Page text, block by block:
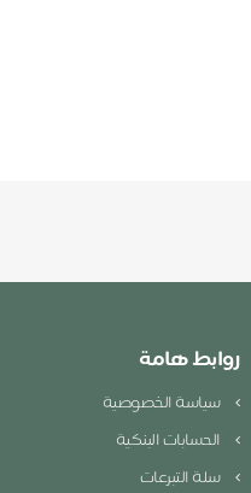
روابط هامة
سياسة الخصوصية
الحسابات البنكية
سلة التبرعات